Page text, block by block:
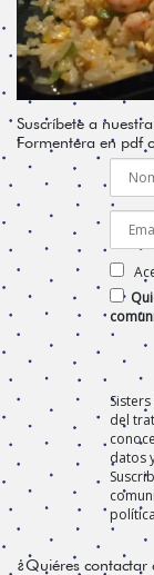
Suscríbete a
Formentera en pdf
del
datos
¿Quiéres contactar